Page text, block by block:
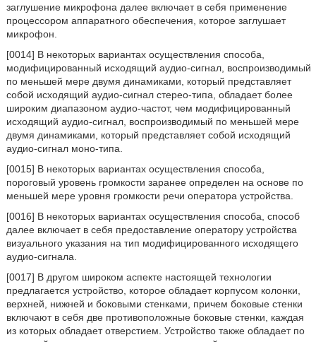
заглушение микрофона далее включает в себя применение
процессором аппаратного обеспечения, которое заглушает
микрофон.
[0014] В некоторых вариантах осуществления способа,
модифицированный исходящий аудио-сигнал, воспроизводимый
по меньшей мере двумя динамиками, который представляет
собой исходящий аудио-сигнал стерео-типа, обладает более
широким диапазоном аудио-частот, чем модифицированный
исходящий аудио-сигнал, воспроизводимый по меньшей мере
двумя динамиками, который представляет собой исходящий
аудио-сигнал моно-типа.
[0015] В некоторых вариантах осуществления способа,
пороговый уровень громкости заранее определен на основе по
меньшей мере уровня громкости речи оператора устройства.
[0016] В некоторых вариантах осуществления способа, способ
далее включает в себя предоставление оператору устройства
визуального указания на тип модифицированного исходящего
аудио-сигнала.
[0017] В другом широком аспекте настоящей технологии
предлагается устройство, которое обладает корпусом колонки,
верхней, нижней и боковыми стенками, причем боковые стенки
включают в себя две противоположные боковые стенки, каждая
из которых обладает отверстием. Устройство также обладает по